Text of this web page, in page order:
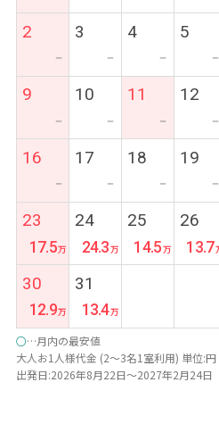
2
ー
3
ー
4
ー
5
ー
9
ー
10
ー
11
ー
12
ー
16
ー
17
ー
18
ー
19
ー
23
17.5
24
24.3
25
14.5
26
13.7
30
12.9
31
13.4
○…月内の最安値
大人お1人様代金 (2～3名1室利用) 単位:円
出発日:2026年8月22日～2027年2月24日